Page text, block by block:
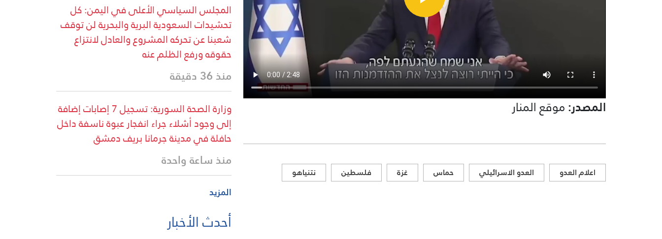
المصدر:موقع المنار
اعلام العدو العدو الاسرائيلي حماس غزة فلسطين نتنياهو
المجلس السياسي الأعلى في اليمن: كل
تحشيدات السعودية البرية والبحرية لن توقف
شعبنا عن تحركه المشروع والعادل لانتزاع
حقوقه ورفع الظلم عنه
منذ 36 دقيقة
وزارة الصحة السورية: تسجيل 7 إصابات إضافة
إلى وجود أشلاء جراء انفجار عبوة ناسفة داخل
حافلة في مدينة جرمانا بريف دمشق
منذ ساعة واحدة
المزيد
أحدث الأخبار